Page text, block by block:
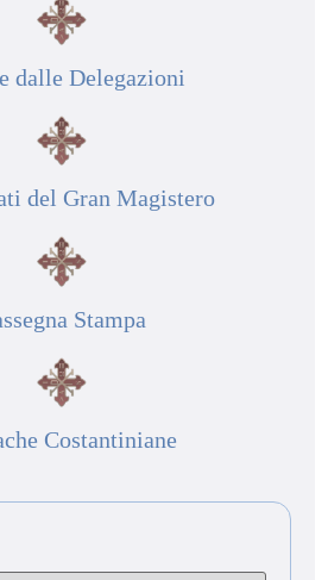
dalle Delegazioni
del Gran Magistero
Stampa
Costantiniane